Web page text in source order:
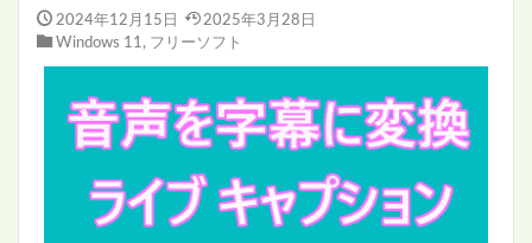
2024年12月15日
2025年3月28日
Windows 11 , フリーソフト